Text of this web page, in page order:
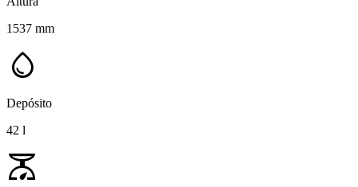
1537 mm
water_drop
Depósito
42 l
scale